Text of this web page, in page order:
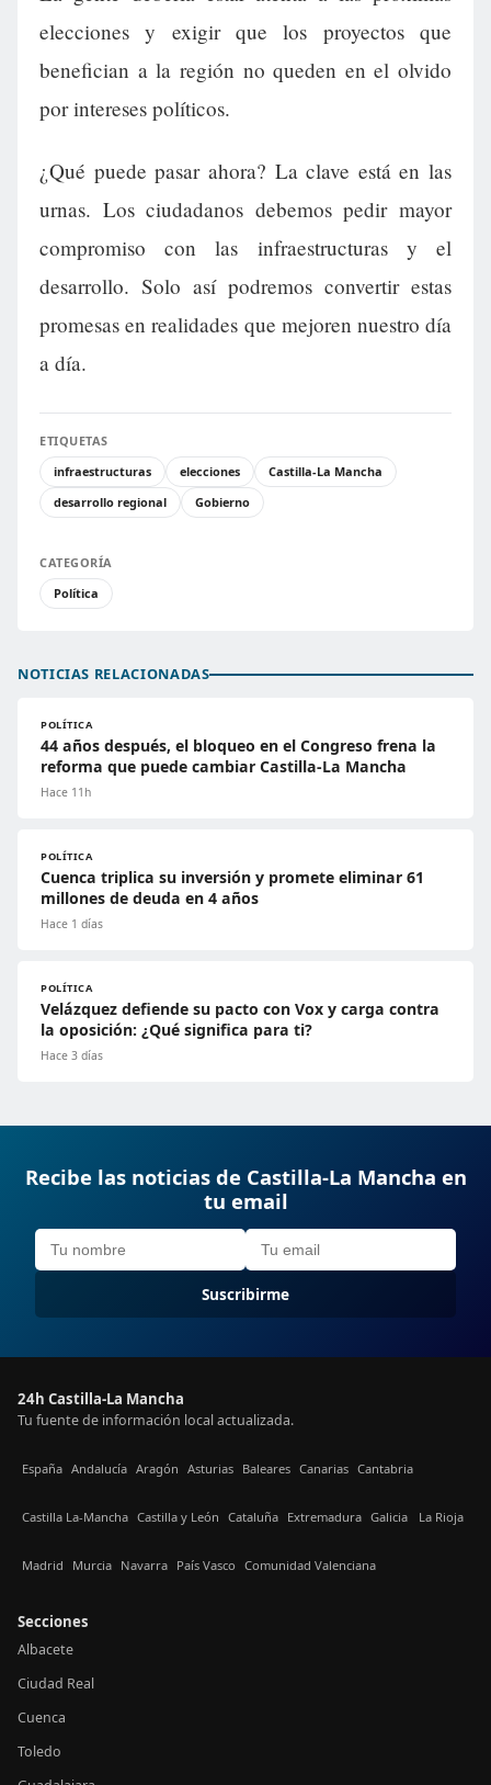
elecciones y exigir que los proyectos que
benefician a la región no queden en el olvido
por intereses políticos.
¿Qué puede pasar ahora? La clave está en las
urnas. Los ciudadanos debemos pedir mayor
compromiso con las infraestructuras y el
desarrollo. Solo así podremos convertir estas
promesas en realidades que mejoren nuestro día
a día.
ETIQUETAS
infraestructuras
elecciones
Castilla-La Mancha
desarrollo regional
Gobierno
CATEGORÍA
Política
NOTICIAS RELACIONADAS
POLÍTICA
44 años después, el bloqueo en el Congreso frena la
reforma que puede cambiar Castilla-La Mancha
Hace 11h
POLÍTICA
Cuenca triplica su inversión y promete eliminar 61
millones de deuda en 4 años
Hace 1 días
POLÍTICA
Velázquez defiende su pacto con Vox y carga contra
la oposición: ¿Qué significa para ti?
Hace 3 días
Recibe las noticias de Castilla-La Mancha en
tu email
Suscribirme
24h Castilla-La Mancha
Tu fuente de información local actualizada.
España Andalucía Aragón Asturias Baleares Canarias Cantabria
Castilla La-Mancha Castilla y León Cataluña Extremadura Galicia La Rioja
Madrid Murcia Navarra País Vasco Comunidad Valenciana
Secciones
Albacete
Ciudad Real
Cuenca
Toledo